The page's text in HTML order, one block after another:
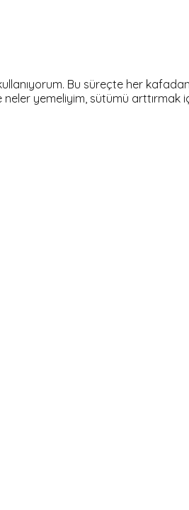
Bu süreçte her kafadan
yemeliyim, sütümü arttırmak